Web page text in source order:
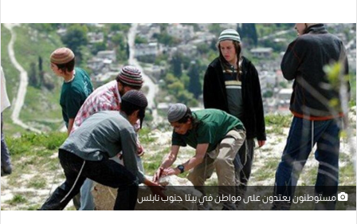
مستوطنون يعتدون على مواطن في بيتا جنوب نابلس